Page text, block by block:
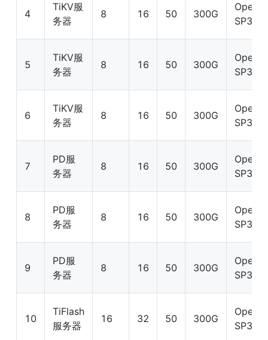
4
TiKV服
务器
8 16 50 300G
SP3
5
TiKV服
务器
8 16 50 300G
SP3
6
TiKV服
务器
8 16 50 300G
SP3
7
PD服
务器
8 16 50 300G
SP3
8
PD服
务器
8 16 50 300G
SP3
9
PD服
务器
8 16 50 300G
SP3
10
TiFlash
服务器
16 32 50 300G
SP3